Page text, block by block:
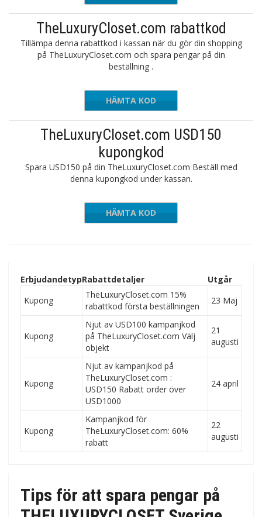
TheLuxuryCloset.com rabattkod
Tillämpa denna rabattkod i kassan när du gör din shopping
på TheLuxuryCloset.com och spara pengar på din
beställning .
CFU10
HÄMTA KOD
TheLuxuryCloset.com USD150
kupongkod
Spara USD150 på din TheLuxuryCloset.com Beställ med
denna kupongkod under kassan.
WD150
HÄMTA KOD
ErbjudandetypRabattdetaljer
Utgår
Kupong
TheLuxuryCloset.com 15%
rabattkod första beställningen
23 Maj
Kupong
Njut av USD100 kampanjkod
på TheLuxuryCloset.com Välj
objekt
21
augusti
Kupong
Njut av kampanjkod på
TheLuxuryCloset.com :
USD150 Rabatt order över
USD1000
24 april
Kupong
Kampanjkod för
TheLuxuryCloset.com: 60%
rabatt
22
augusti
Tips för att spara pengar på